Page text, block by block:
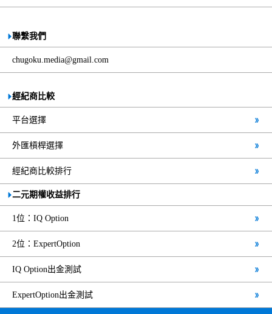
聯繫我們
chugoku.media@gmail.com
經紀商比較
平台選擇
外匯槓桿選擇
經紀商比較排行
二元期權收益排行
1位：IQ Option
2位：ExpertOption
IQ Option出金測試
ExpertOption出金測試